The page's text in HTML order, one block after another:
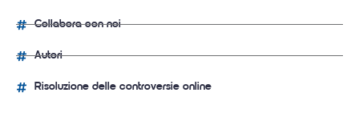
Collabora con noi
Autori
Risoluzione delle controversie online